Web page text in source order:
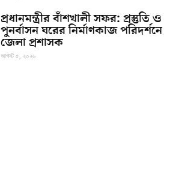
প্রধানমন্ত্রীর বাঁশখালী সফর: প্রস্তুতি ও
পুনর্বাসন ঘরের নির্মাণকাজ পরিদর্শনে
জেলা প্রশাসক
আগস্ট ৫, ২০২৬